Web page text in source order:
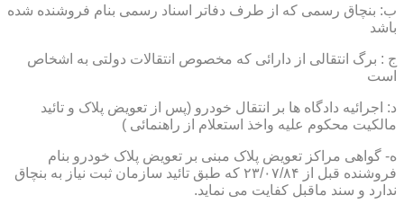
ب: بنچاق رسمی که از طرف دفاتر اسناد رسمی بنام فروشنده شده
باشد
ج : برگ انتقالی از دارائی که مخصوص انتقالات دولتی به اشخاص
است
د: اجرائیه دادگاه ها بر انتقال خودرو (پس از تعویض پلاک و تائید
مالکیت محکوم علیه واخذ استعلام از راهنمائی )
ه- گواهی مراکز تعویض پلاک مبنی بر تعویض پلاک خودرو بنام
فروشنده قبل از ۲۳/۰۷/۸۴ که طبق تائید سازمان ثبت نیاز به بنچاق
ندارد و سند ماقبل کفایت می نماید.